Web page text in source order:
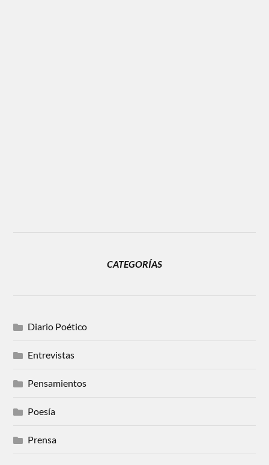
CATEGORÍAS
Diario Poético
Entrevistas
Pensamientos
Poesía
Prensa